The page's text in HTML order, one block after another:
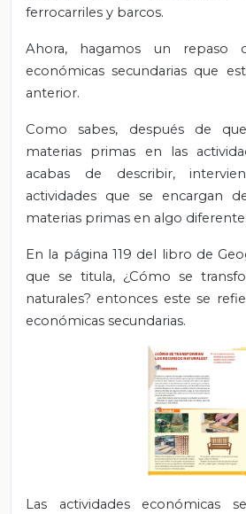
ferrocarriles y barcos.
Ahora, hagamos un repaso
económicas secundarias que
anterior.
Como sabes, después de
materias primas en las
acabas de describir,
actividades que se encargan
materias primas en algo diferente.
En la página 119 del libro de
que se titula, ¿Cómo se
naturales? entonces este se
económicas secundarias.
Las actividades económicas